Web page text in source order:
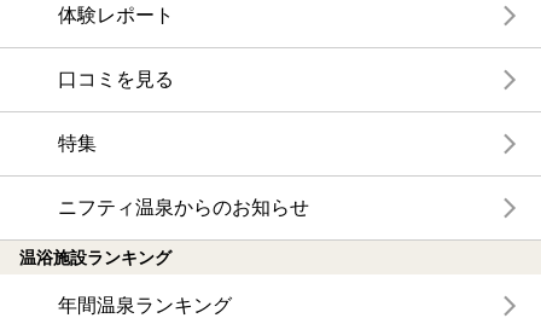
体験レポート
口コミを見る
特集
ニフティ温泉からのお知らせ
温浴施設ランキング
年間温泉ランキング